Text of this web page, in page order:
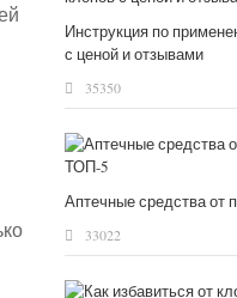
Инструкция по
с ценой и отзывами
35350
Аптечные средства от
33022